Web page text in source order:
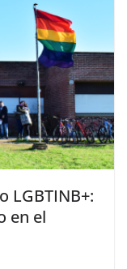
LGBTINB+:
en el